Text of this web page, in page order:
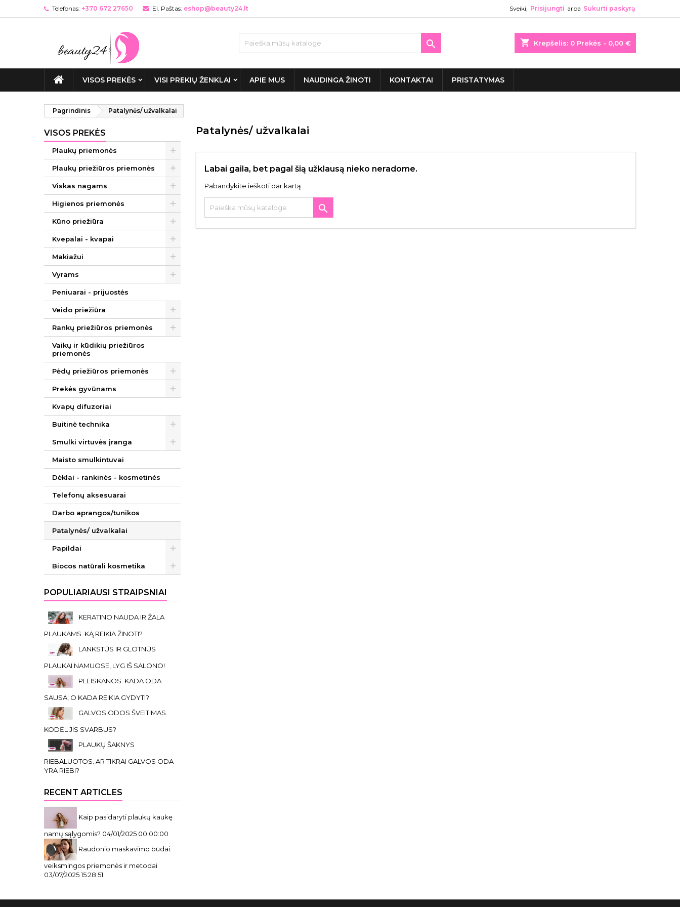
Telefonas: +370 672 27650 El. Paštas: eshop@beauty24.lt Sveiki, Prisijungti arba Sukurti paskyrą
shopping_cart Krepšelis: 0 Prekės - 0,00 €

VISOS PREKĖS VISI PREKIŲ ŽENKLAI APIE MUS NAUDINGA ŽINOTI KONTAKTAI PRISTATYMAS
Pagrindinis Patalynės/ užvalkalai
VISOS PREKĖS
Plaukų priemonės
Plaukų priežiūros priemonės
Viskas nagams
Higienos priemonės
Kūno priežiūra
Kvepalai - kvapai
Makiažui
Vyrams
Peniuarai - prijuostės
Veido priežiūra
Rankų priežiūros priemonės
Vaikų ir kūdikių priežiūros
priemonės
Pėdų priežiūros priemonės
Prekės gyvūnams
Kvapų difuzoriai
Buitinė technika
Smulki virtuvės įranga
Maisto smulkintuvai
Dėklai - rankinės - kosmetinės
Telefonų aksesuarai
Darbo aprangos/tunikos
Patalynės/ užvalkalai
Papildai
Biocos natūrali kosmetika
POPULIARIAUSI STRAIPSNIAI
KERATINO NAUDA IR ŽALA
PLAUKAMS. KĄ REIKIA ŽINOTI?
LANKSTŪS IR GLOTNŪS
PLAUKAI NAMUOSE, LYG IŠ SALONO!
PLEISKANOS. KADA ODA
SAUSA, O KADA REIKIA GYDYTI?
GALVOS ODOS ŠVEITIMAS.
KODĖL JIS SVARBUS?
PLAUKŲ ŠAKNYS
RIEBALUOTOS. AR TIKRAI GALVOS ODA
YRA RIEBI?
RECENT ARTICLES
Kaip pasidaryti plaukų kaukę
namų sąlygomis? 04/01/2025 00:00:00
Raudonio maskavimo būdai:
veiksmingos priemonės ir metodai
03/07/2025 15:28:51
Patalynės/ užvalkalai
Labai gaila, bet pagal šią užklausą nieko neradome.
Pabandykite ieškoti dar kartą
